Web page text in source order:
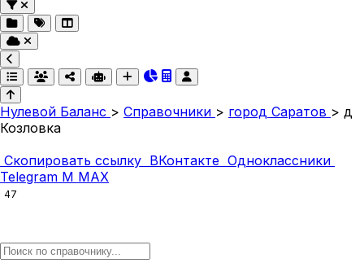
Нулевой Баланс > Справочники > город Саратов > д
Козловка
Скопировать ссылку ВКонтакте Одноклассники
Telegram M MAX
47